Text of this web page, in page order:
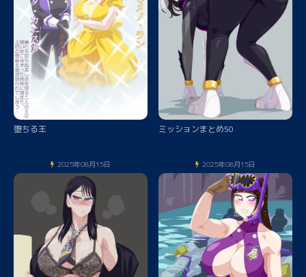
堕ちる王 ミッションまとめ50
2025年08月15日 2025年08月15日